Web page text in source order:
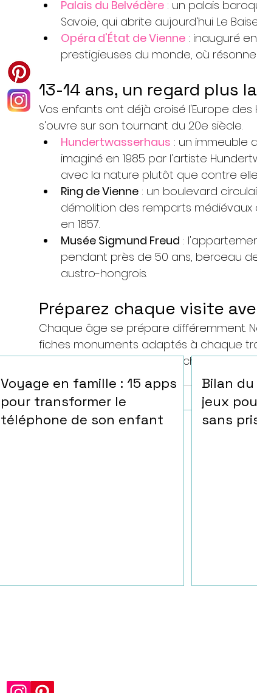
Palais du Belvédère : un palais
Savoie, qui abrite aujourd'hui Le
Opéra d'État de Vienne : inauguré
prestigieuses du monde, où
13-14 ans, un regard plus
Vos enfants ont déjà croisé l'Europe
s'ouvre sur son tournant du 20e siècle.
Hundertwasserhaus : un immeuble
imaginé en 1985 par l'artiste
avec la nature plutôt que contre
Ring de Vienne : un boulevard
démolition des remparts
en 1857.
Musée Sigmund Freud :
pendant près de 50 ans, berceau
austro-hongrois.
Préparez chaque visite
Chaque âge se prépare différemment.
fiches monuments adaptés à chaque
pour transformer votre prochaine
lui-même.
Voyage en famille : 15 apps
pour transformer le
téléphone de son enfant
Bilan
jeux
sans